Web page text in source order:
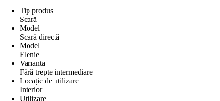
Tip produs
Scară
Model
Scară directă
Model
Elenie
Variantă
Fără trepte intermediare
Locație de utilizare
Interior
Utilizare